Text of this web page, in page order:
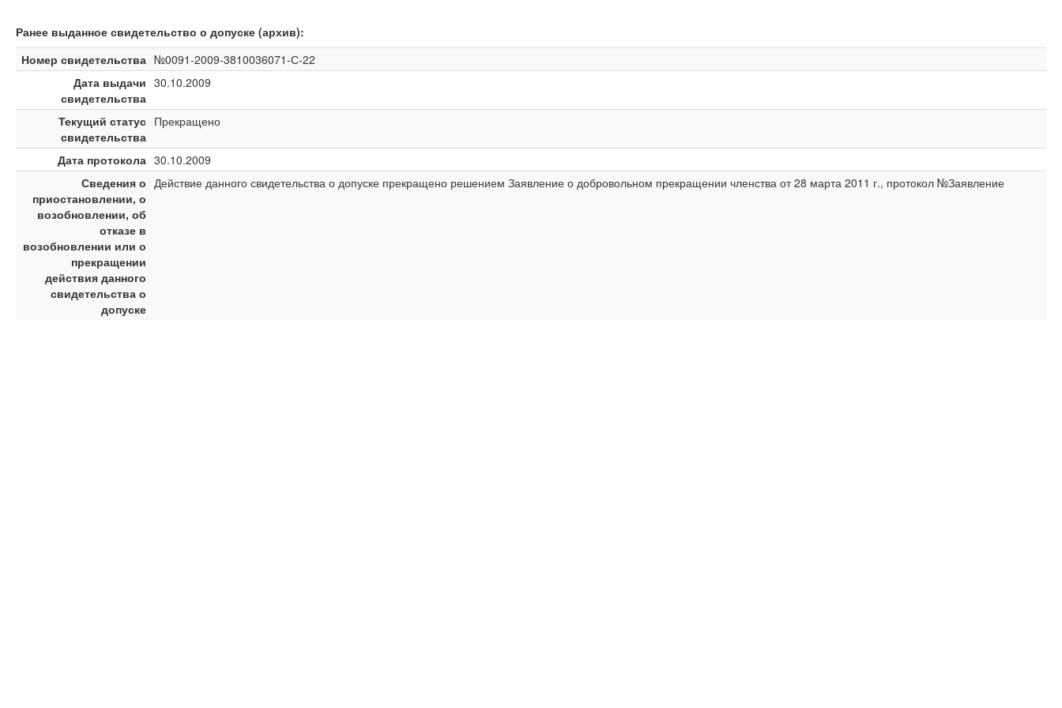
Ранее выданное свидетельство о допуске (архив):
Номер свидетельства №0091-2009-3810036071-С-22
Дата выдачи
свидетельства
30.10.2009
Текущий статус
свидетельства
Прекращено
Дата протокола 30.10.2009
Сведения о
приостановлении, о
возобновлении, об
отказе в
возобновлении или о
прекращении
действия данного
свидетельства о
допуске
Действие данного свидетельства о допуске прекращено решением Заявление о добровольном прекращении членства от 28 марта 2011 г., протокол №Заявление